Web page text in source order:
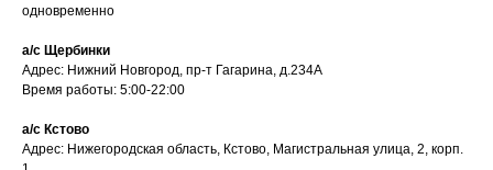
одновременно
а/с Щербинки
Адрес: Нижний Новгород, пр-т Гагарина, д.234А
Время работы: 5:00-22:00
а/с Кстово
Адрес: Нижегородская область, Кстово, Магистральная улица, 2, корп.